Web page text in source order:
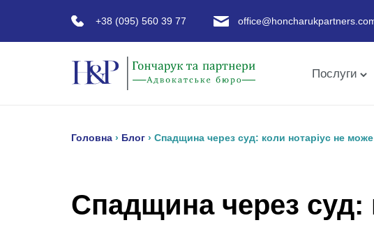
+38 (095) 560 39 77
Послуги
Головна › Блог › Спадщина через суд: коли нотаріус не
Спадщина через суд: